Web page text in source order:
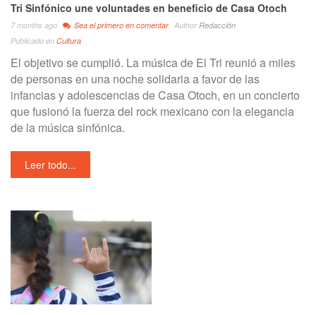
Tri Sinfónico une voluntades en beneficio de Casa Otoch
7 months ago Sea el primero en comentar Author Redacción
Publicado en Cultura
El objetivo se cumplió. La música de El Tri reunió a miles
de personas en una noche solidaria a favor de las
infancias y adolescencias de Casa Otoch, en un concierto
que fusionó la fuerza del rock mexicano con la elegancia
de la música sinfónica.
Leer todo...